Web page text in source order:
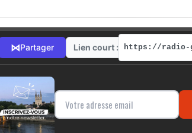
⋈Partager Lien court :